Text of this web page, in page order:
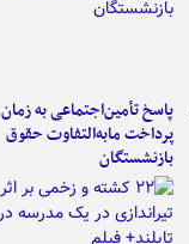
پاسخ تأمین‌اجتماعی به زمان
پرداخت مابه‌التفاوت حقوق
بازنشستگان